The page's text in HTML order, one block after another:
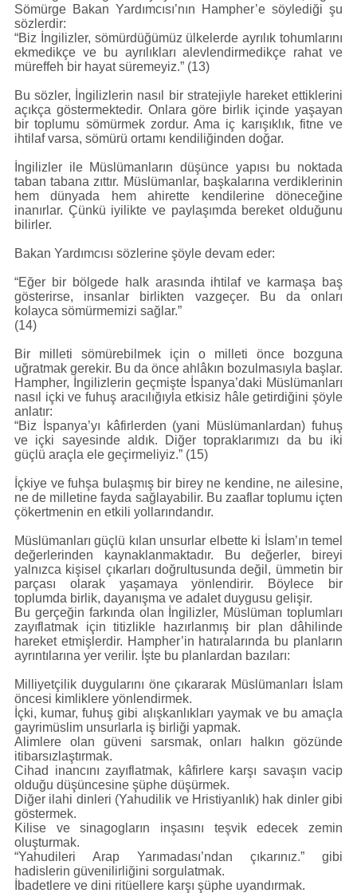
Sömürge Bakan Yardımcısı’nın Hampher’e söylediği şu
sözlerdir:
“Biz İngilizler, sömürdüğümüz ülkelerde ayrılık tohumlarını
ekmedikçe ve bu ayrılıkları alevlendirmedikçe rahat ve
müreffeh bir hayat süremeyiz.” (13)
Bu sözler, İngilizlerin nasıl bir stratejiyle hareket ettiklerini
açıkça göstermektedir. Onlara göre birlik içinde yaşayan
bir toplumu sömürmek zordur. Ama iç karışıklık, fitne ve
ihtilaf varsa, sömürü ortamı kendiliğinden doğar.
İngilizler ile Müslümanların düşünce yapısı bu noktada
taban tabana zıttır. Müslümanlar, başkalarına verdiklerinin
hem dünyada hem ahirette kendilerine döneceğine
inanırlar. Çünkü iyilikte ve paylaşımda bereket olduğunu
bilirler.
Bakan Yardımcısı sözlerine şöyle devam eder:
“Eğer bir bölgede halk arasında ihtilaf ve karmaşa baş
gösterirse, insanlar birlikten vazgeçer. Bu da onları
kolayca sömürmemizi sağlar.”
(14)
Bir milleti sömürebilmek için o milleti önce bozguna
uğratmak gerekir. Bu da önce ahlâkın bozulmasıyla başlar.
Hampher, İngilizlerin geçmişte İspanya’daki Müslümanları
nasıl içki ve fuhuş aracılığıyla etkisiz hâle getirdiğini şöyle
anlatır:
“Biz İspanya’yı kâfirlerden (yani Müslümanlardan) fuhuş
ve içki sayesinde aldık. Diğer topraklarımızı da bu iki
güçlü araçla ele geçirmeliyiz.” (15)
İçkiye ve fuhşa bulaşmış bir birey ne kendine, ne ailesine,
ne de milletine fayda sağlayabilir. Bu zaaflar toplumu içten
çökertmenin en etkili yollarındandır.
Müslümanları güçlü kılan unsurlar elbette ki İslam’ın temel
değerlerinden kaynaklanmaktadır. Bu değerler, bireyi
yalnızca kişisel çıkarları doğrultusunda değil, ümmetin bir
parçası olarak yaşamaya yönlendirir. Böylece bir
toplumda birlik, dayanışma ve adalet duygusu gelişir.
Bu gerçeğin farkında olan İngilizler, Müslüman toplumları
zayıflatmak için titizlikle hazırlanmış bir plan dâhilinde
hareket etmişlerdir. Hampher’in hatıralarında bu planların
ayrıntılarına yer verilir. İşte bu planlardan bazıları:
Milliyetçilik duygularını öne çıkararak Müslümanları İslam
öncesi kimliklere yönlendirmek.
İçki, kumar, fuhuş gibi alışkanlıkları yaymak ve bu amaçla
gayrimüslim unsurlarla iş birliği yapmak.
Alimlere olan güveni sarsmak, onları halkın gözünde
itibarsızlaştırmak.
Cihad inancını zayıflatmak, kâfirlere karşı savaşın vacip
olduğu düşüncesine şüphe düşürmek.
Diğer ilahi dinleri (Yahudilik ve Hristiyanlık) hak dinler gibi
göstermek.
Kilise ve sinagogların inşasını teşvik edecek zemin
oluşturmak.
“Yahudileri Arap Yarımadası’ndan çıkarınız.” gibi
hadislerin güvenilirliğini sorgulatmak.
İbadetlere ve dini ritüellere karşı şüphe uyandırmak.